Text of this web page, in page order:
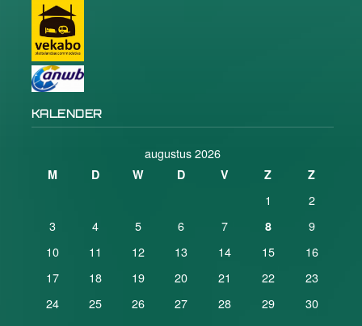
KALENDER
augustus 2026
M D W D V Z Z
1
2
3
4 5 6 7 8
9
10
11 12 13 14 15
16
17
18 19 20 21 22
23
24
25 26 27 28 29
30